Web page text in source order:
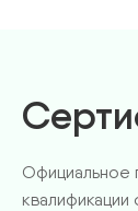
Официальное
квалификации